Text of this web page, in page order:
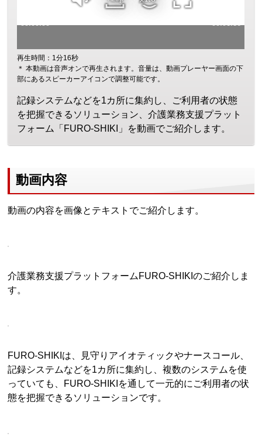
再生時間：1分16秒
＊ 本動画は音声オンで再生されます。音量は、動画プレーヤー画面の下
部にあるスピーカーアイコンで調整可能です。
記録システムなどを1カ所に集約し、ご利用者の状態
を把握できるソリューション、介護業務支援プラット
フォーム「FURO-SHIKI」を動画でご紹介します。
動画内容
動画の内容を画像とテキストでご紹介します。
介護業務支援プラットフォームFURO-SHIKIのご紹介しま
す。
FURO-SHIKIは、見守りアイオティックやナースコール、
記録システムなどを1カ所に集約し、複数のシステムを使
っていても、FURO-SHIKIを通して一元的にご利用者の状
態を把握できるソリューションです。